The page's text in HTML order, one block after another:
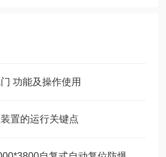
功能及操作使用
置的运行关键点